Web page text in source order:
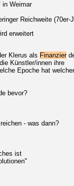
in Weimar
Reichweite (70er-
erweitert
Klerus als Finanzier
Künstler/innen ihre
Epoche hat
bevor?
- was dann?
ist